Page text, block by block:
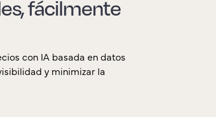
fácilmente
con IA basada en datos
y minimizar la